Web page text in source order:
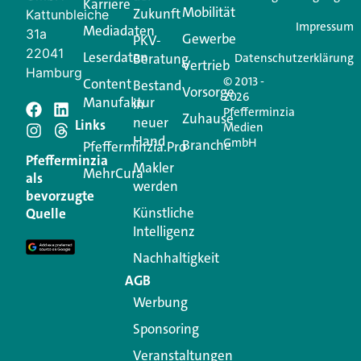
Jetzt anmelden
Schreiben Sie einen
Kommentar
Ihre E-Mail-Adresse wird nicht veröffentlicht.
Erforderliche Felder sind mit
Kommentar
Kattunbleiche
31a
22041
Hamburg
Pfefferminzia
als
bevorzugte
Quelle
Karriere
Mediadaten
Leserdaten
Content
Manufaktur
Links
Pfefferminzia.Pro
MehrCura
Zukunft
PKV-
Beratung
Bestand
in
neuer
Hand
Makler
werden
Künstliche
Intelligenz
Nachhaltigkeit
AGB
Werbung
Sponsoring
Veranstaltungen
Mobilität
Gewerbe
Vertrieb
Vorsorge
Zuhause
Branche
© 2013 -
2026
Pfefferminzia
Medien
GmbH
Impressum
Datenschutzerklärung